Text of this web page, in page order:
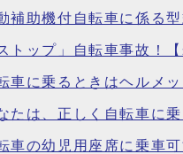
補助機付自転車に係る
トップ」自転車事故！
車に乗るときはヘルメッ
たは、正しく自転車に
車の幼児用座席に乗車